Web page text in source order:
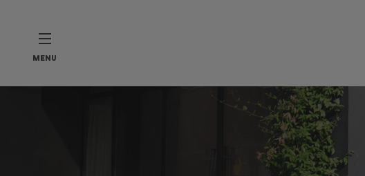
MENU